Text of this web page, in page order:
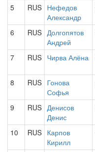
5 RUS Нефедов
Александр
6 RUS Долгопятов
Андрей
7 RUS Чирва Алёна
8 RUS Гонова
Софья
9 RUS Денисов
Денис
10 RUS Карпов
Кирилл